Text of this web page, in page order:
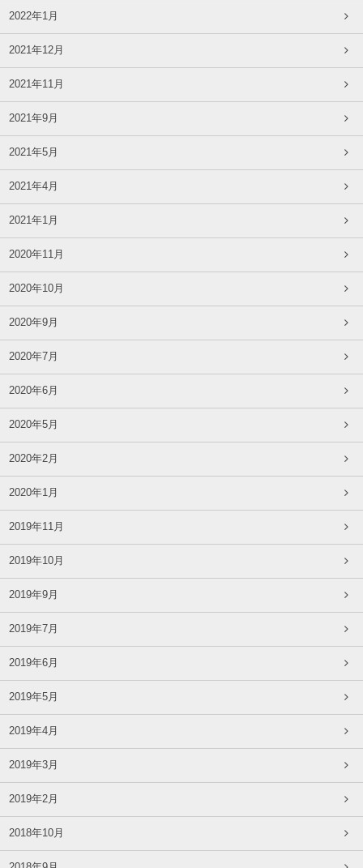
2022年1月
2021年12月
2021年11月
2021年9月
2021年5月
2021年4月
2021年1月
2020年11月
2020年10月
2020年9月
2020年7月
2020年6月
2020年5月
2020年2月
2020年1月
2019年11月
2019年10月
2019年9月
2019年7月
2019年6月
2019年5月
2019年4月
2019年3月
2019年2月
2018年10月